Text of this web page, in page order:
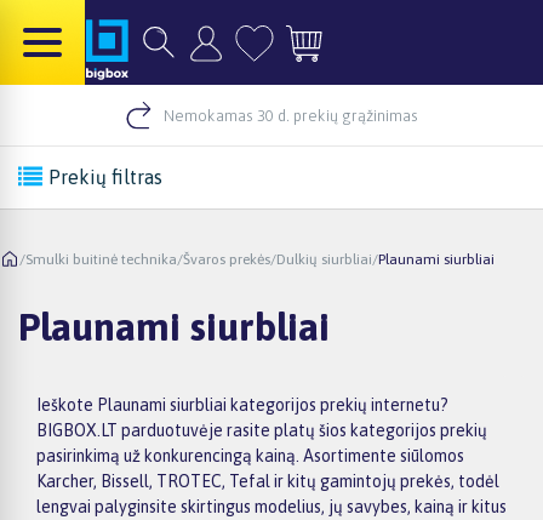
Nemokamas 30 d. prekių grąžinimas
Prekių filtras
/Smulki buitinė technika/Švaros prekės/Dulkių siurbliai/Plaunami siurbliai
Plaunami siurbliai
Ieškote Plaunami siurbliai kategorijos prekių internetu?
BIGBOX.LT parduotuvėje rasite platų šios kategorijos prekių
pasirinkimą už konkurencingą kainą. Asortimente siūlomos
Karcher, Bissell, TROTEC, Tefal ir kitų gamintojų prekės, todėl
lengvai palyginsite skirtingus modelius, jų savybes, kainą ir kitus